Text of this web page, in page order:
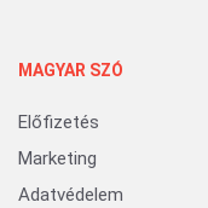
MAGYAR SZÓ
Előfizetés
Marketing
Adatvédelem